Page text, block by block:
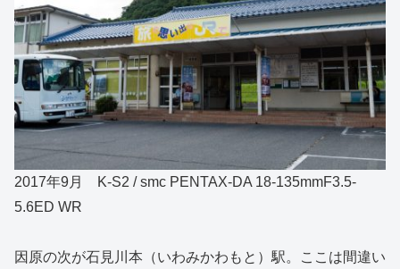
2017年9月 K-S2 / smc PENTAX-DA 18-135mmF3.5-
5.6ED WR
因原の次が石見川本（いわみかわもと）駅。ここは間違い